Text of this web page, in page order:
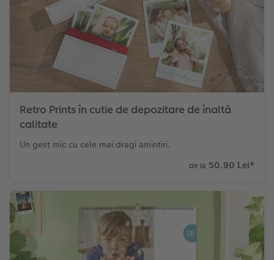
Retro Prints în cutie de depozitare de înaltă
calitate
Un gest mic cu cele mai dragi amintiri.
de la 50.90 Lei*